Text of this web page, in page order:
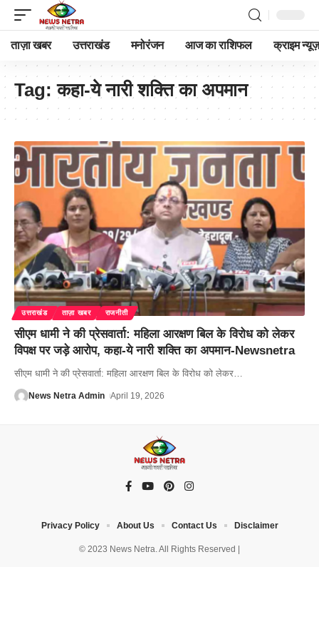
ताज़ा खबर उत्तराखंड मनोरंजन आज का राशिफल क्राइम न्यूज़
Tag:कहा-ये नारी शक्ति का अपमान
उत्तराखंड ताज़ा खबर राजनीती
सीएम धामी ने की प्रेसवार्ता: महिला आरक्षण बिल के विरोध को लेकर
विपक्ष पर जड़े आरोप, कहा-ये नारी शक्ति का अपमान-Newsnetra
सीएम धामी ने की प्रेसवार्ता: महिला आरक्षण बिल के विरोध को लेकर
News Netra Admin April 19, 2026
© 2023 News Netra. All Rights Reserved |
Privacy Policy About Us Contact Us Disclaimer